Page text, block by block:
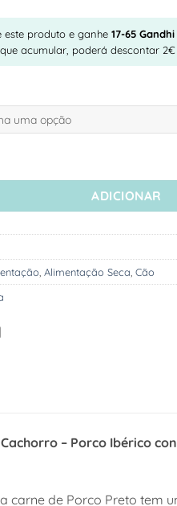
este produto e ganhe 17-65
acumular, poderá descontar
Naturea Naturals Magnum -
ADICIONAR
, Alimentação Seca, Cão
– Porco Ibérico
carne de Porco Preto tem